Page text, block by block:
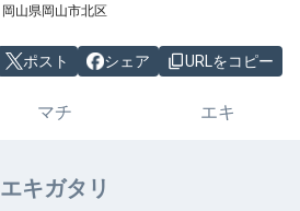
岡山県岡山市北区
ポスト シェア URLをコピー
マチ エキ
エキガタリ